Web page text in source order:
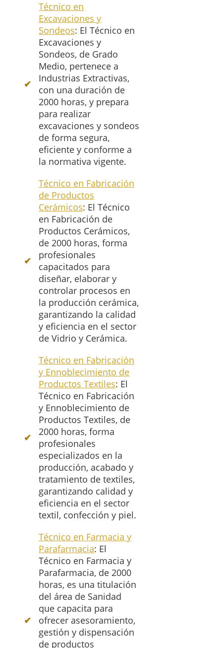
Técnico en
Excavaciones y
Sondeos: El Técnico en
Excavaciones y
Sondeos, de Grado
Medio, pertenece a
Industrias Extractivas,
con una duración de
2000 horas, y prepara
para realizar
excavaciones y sondeos
de forma segura,
eficiente y conforme a
la normativa vigente.
Técnico en Fabricación
de Productos
Cerámicos: El Técnico
en Fabricación de
Productos Cerámicos,
de 2000 horas, forma
profesionales
capacitados para
diseñar, elaborar y
controlar procesos en
la producción cerámica,
garantizando la calidad
y eficiencia en el sector
de Vidrio y Cerámica.
Técnico en Fabricación
y Ennoblecimiento de
Productos Textiles: El
Técnico en Fabricación
y Ennoblecimiento de
Productos Textiles, de
2000 horas, forma
profesionales
especializados en la
producción, acabado y
tratamiento de textiles,
garantizando calidad y
eficiencia en el sector
textil, confección y piel.
Técnico en Farmacia y
Parafarmacia: El
Técnico en Farmacia y
Parafarmacia, de 2000
horas, es una titulación
del área de Sanidad
que capacita para
ofrecer asesoramiento,
gestión y dispensación
de productos